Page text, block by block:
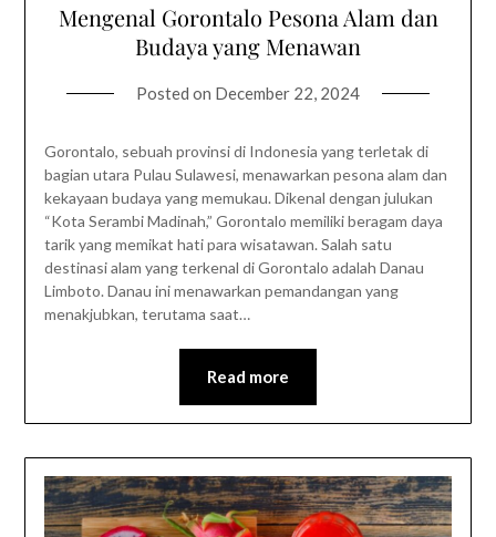
Mengenal Gorontalo Pesona Alam dan
Budaya yang Menawan
Posted on December 22, 2024
Gorontalo, sebuah provinsi di Indonesia yang terletak di
bagian utara Pulau Sulawesi, menawarkan pesona alam dan
kekayaan budaya yang memukau. Dikenal dengan julukan
“Kota Serambi Madinah,” Gorontalo memiliki beragam daya
tarik yang memikat hati para wisatawan. Salah satu
destinasi alam yang terkenal di Gorontalo adalah Danau
Limboto. Danau ini menawarkan pemandangan yang
menakjubkan, terutama saat…
Read more